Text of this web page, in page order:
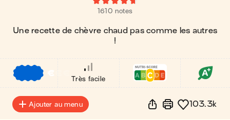
1610 notes
Une recette de chèvre chaud pas comme les autres
!
€
Très facile
Ajouter au menu 103.3k